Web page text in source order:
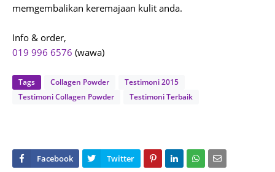
memgembalikan keremajaan kulit anda.
Info & order,
019 996 6576 (wawa)
Tags Collagen Powder
Testimoni 2015
Testimoni Collagen Powder
Testimoni Terbaik